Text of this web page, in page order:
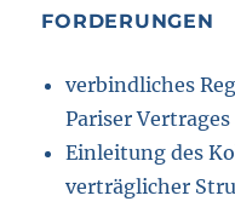
FORDERUNGEN
verbindliches
Pariser Vertrages
Einleitung des
verträglicher